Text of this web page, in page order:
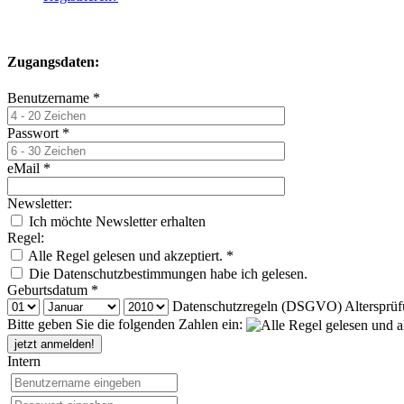
Zugangsdaten:
Benutzername *
Passwort *
eMail *
Newsletter:
Ich möchte Newsletter erhalten
Regel:
Alle Regel gelesen und akzeptiert. *
Die Datenschutzbestimmungen habe ich gelesen.
Geburtsdatum *
Datenschutzregeln (DSGVO)
Bitte geben Sie die folgenden Zahlen ein:
jetzt anmelden!
Intern